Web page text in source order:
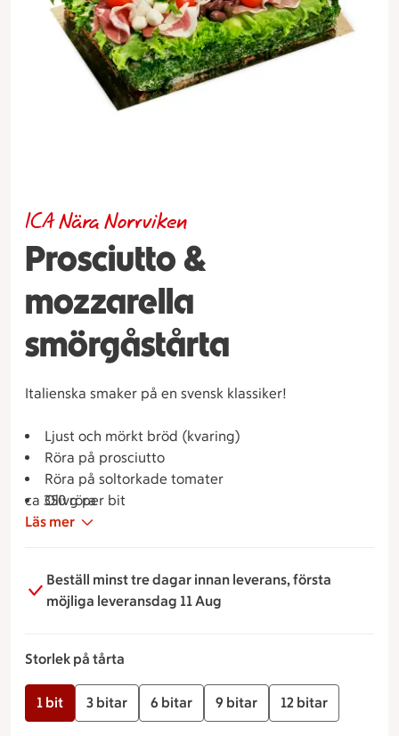
Prosciutto &
mozzarella
smörgåstårta
ICA Nära Norrviken
Italienska smaker på en svensk klassiker!
Ljust och mörkt bröd (kvaring)
Röra på prosciutto
Röra på soltorkade tomater
Olivröra
Toppad med prosciutto och mini mozzarella,
ca 350 g per bit
Läs mer
Beställ minst tre dagar innan leverans, första
möjliga leveransdag 11 Aug
Storlek på tårta
1 bit 3 bitar 6 bitar 9 bitar 12 bitar